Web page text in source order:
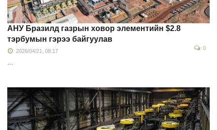
АНУ Бразилд газрын ховор элементийн $2.8
тэрбумын гэрээ байгуулав
2026/04/21, 08:17 0